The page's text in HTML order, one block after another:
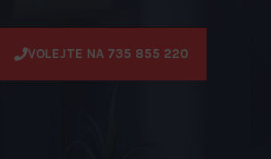
VOLEJTE NA 735 855 220